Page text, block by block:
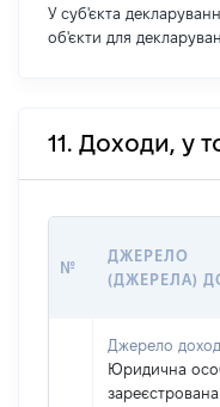
У суб'єкта
об'єкти для
11. Доходи, у
№
ДЖЕРЕЛО
(ДЖЕРЕЛА)
Джерело
Юридична